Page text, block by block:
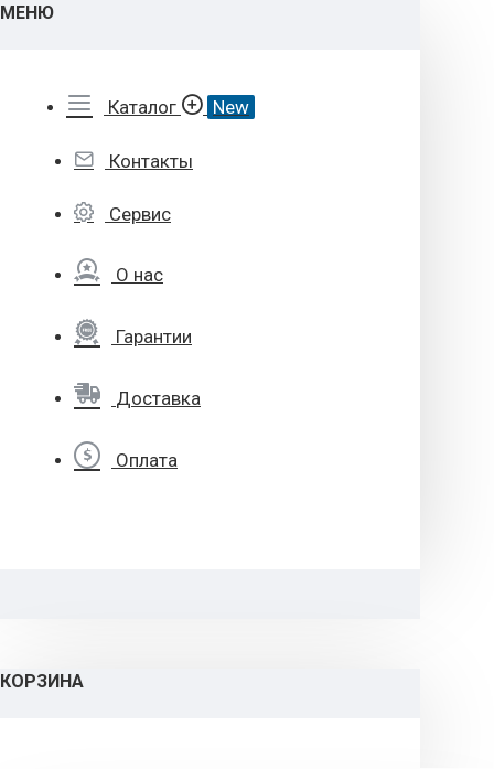
МЕНЮ
Каталог New
Контакты
Сервис
О нас
Гарантии
Доставка
Оплата
КОРЗИНА